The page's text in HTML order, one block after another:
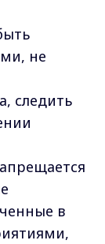
не
следить
в